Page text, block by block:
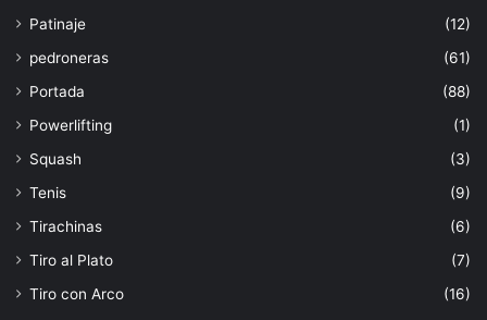
Patinaje
(12)
pedroneras
(61)
Portada
(88)
Powerlifting
(1)
Squash
(3)
Tenis
(9)
Tirachinas
(6)
Tiro al Plato
(7)
Tiro con Arco
(16)